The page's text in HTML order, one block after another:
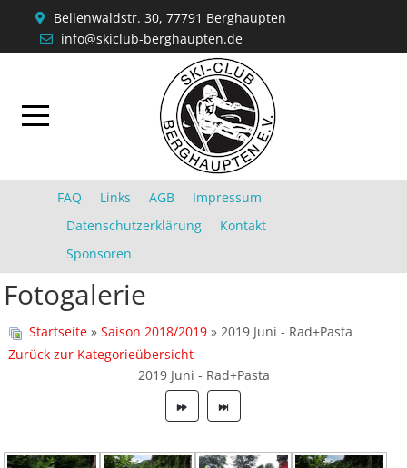
Bellenwaldstr. 30, 77791 Berghaupten
info@skiclub-berghaupten.de
FAQ Links AGB
Impressum
Datenschutzerklärung
Kontakt
Sponsoren
Fotogalerie
Startseite »Saison 2018/2019 » 2019 Juni - Rad+Pasta
Zurück zur Kategorieübersicht
2019 Juni - Rad+Pasta